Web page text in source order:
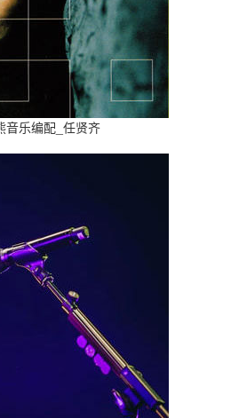
音乐编配_任贤齐